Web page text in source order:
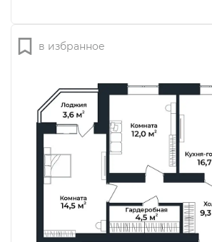
в избранное